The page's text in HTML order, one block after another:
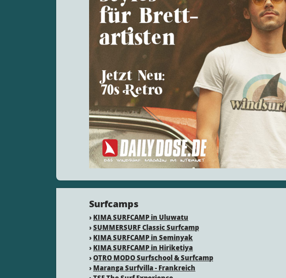
Surfcamps
› KIMA SURFCAMP in Uluwatu
›SUMMERSURF Classic Surfcamp
› KIMA SURFCAMP in Seminyak
› KIMA SURFCAMP in Hiriketiya
›OTRO MODO Surfschool & Surfcamp
› Maranga Surfvilla - Frankreich